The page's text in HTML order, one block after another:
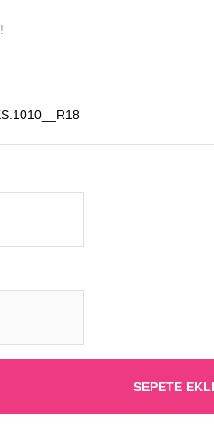
SEPETE